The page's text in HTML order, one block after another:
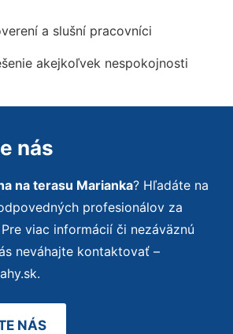
a slušní pracovníci
akejkoľvek nespokojnosti
nás
na terasu Marianka? Hľadáte na
profesionálov za
viac informácií či nezáväznú
neváhajte kontaktovať –
NÁS